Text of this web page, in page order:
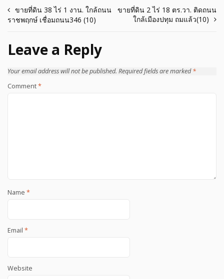
Post
navigation
ขายที่ดิน 38 ไร่ 1 งาน. ใกล้ถนน
ราชพฤกษ์ เชื่อมถนน346 (10)
ขายที่ดิน 2 ไร่ 18 ตร.วา. ติดถนน
ใกล้เมืองปทุม ถมแล้ว(10)
Leave a Reply
Your email address will not be published. Required fields are marked*
Comment*
Name *
Email *
Website